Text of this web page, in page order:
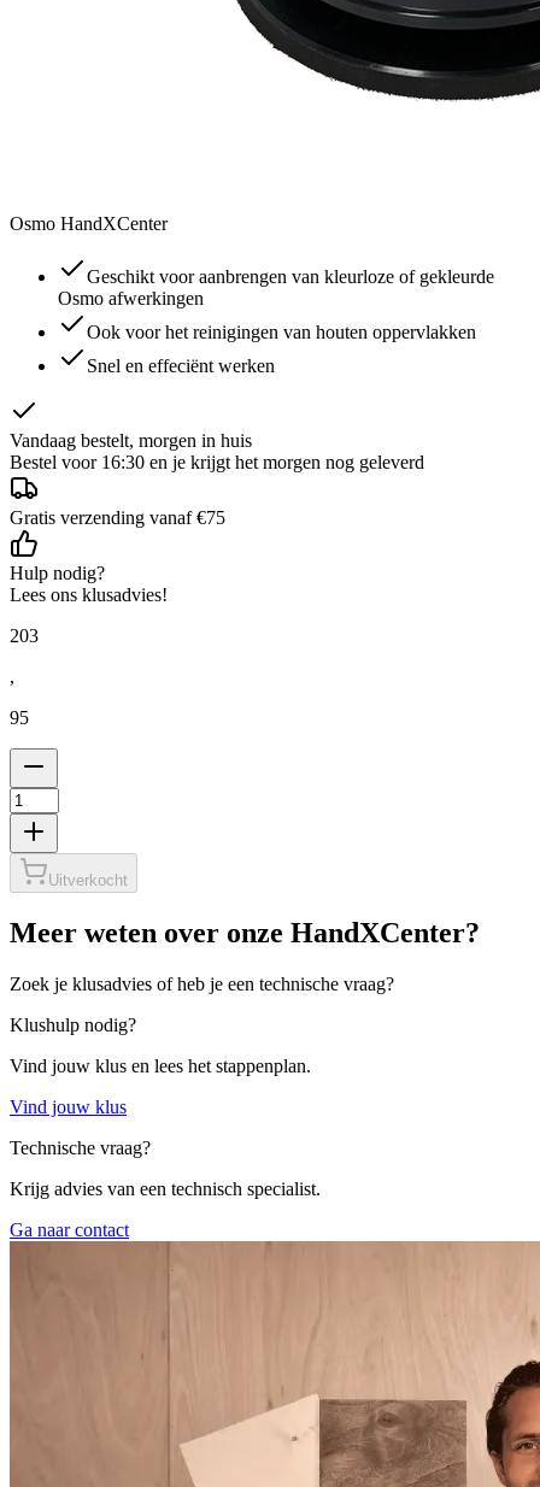
Osmo HandXCenter
Geschikt voor aanbrengen van kleurloze of gekleurde
Osmo afwerkingen
Ook voor het reinigingen van houten oppervlakken
Snel en effeciënt werken
Vandaag bestelt, morgen in huis
Bestel voor 16:30 en je krijgt het morgen nog geleverd
Gratis verzending vanaf €75
Hulp nodig?
Lees ons klusadvies!
203
,
95
Uitverkocht
Meer weten over onze HandXCenter?
Zoek je klusadvies of heb je een technische vraag?
Klushulp nodig?
Vind jouw klus en lees het stappenplan.
Vind jouw klus
Technische vraag?
Krijg advies van een technisch specialist.
Ga naar contact